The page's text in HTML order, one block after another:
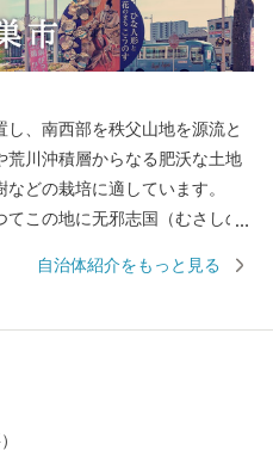
、南西部を秩父山地を源流と
荒川沖積層からなる肥沃な土地
どの栽培に適しています。
てこの地に无邪志国（むさしの
説」から「鴻巣」の字を当てる
ひな人形のまち」として、また
自治体紹介をもっと見る